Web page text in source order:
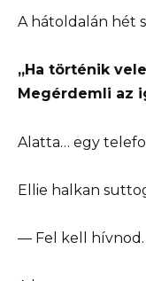
A hátoldalán hét
„Ha történik
Megérdemli az
Alatta… egy
Ellie halkan
— Fel kell hívnod.